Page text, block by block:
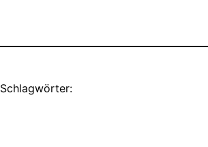
Schlagwörter: